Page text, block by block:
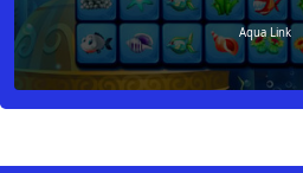
Aqua Link